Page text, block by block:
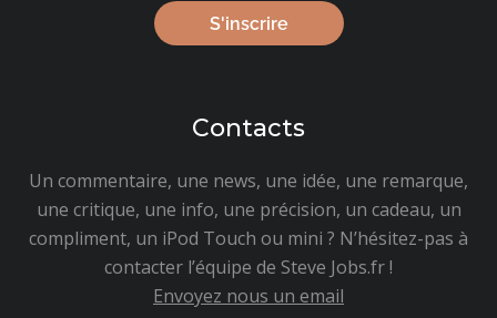
Contacts
Un commentaire, une news, une idée, une remarque,
une critique, une info, une précision, un cadeau, un
compliment, un iPod Touch ou mini ? N’hésitez-pas à
contacter l’équipe de Steve Jobs.fr !
Envoyez nous un email